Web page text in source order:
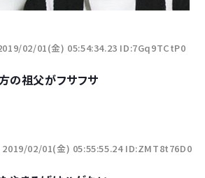
02/01(金) 05:54:34.23 ID:7Gq9TCtP0
の祖父がフサフサ
2019/02/01(金) 05:55:55.24 ID:ZMT8t76D0